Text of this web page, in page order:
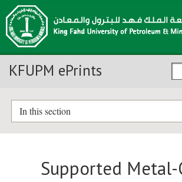
KFUPM ePrints
In this section
Supported Metal-